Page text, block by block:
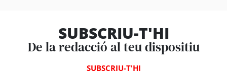
SUBSCRIU-T'HI
De la redacció al teu dispositiu
SUBSCRIU-T'HI